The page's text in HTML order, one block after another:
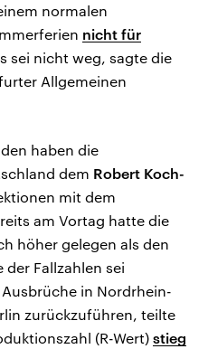
normalen
nicht für
sei nicht weg, sagte die
Allgemeinen
haben die
dem Robert Koch-
mit dem
am Vortag hatte die
höher gelegen als den
der Fallzahlen sei
in Nordrhein-
zurückzuführen, teilte
(R-Wert) stieg